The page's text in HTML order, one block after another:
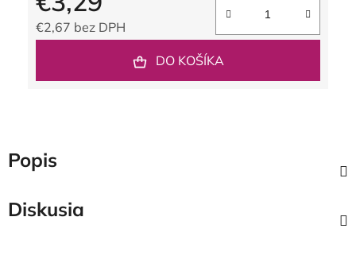
€2,67 bez DPH
DO KOŠÍKA
Popis
Diskusia